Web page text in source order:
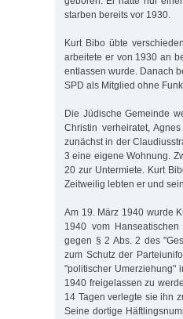
starben bereits vor 1930.
Kurt Bibo übte
arbeitete er von 1930 an
entlassen wurde. Danach
SPD als Mitglied ohne
Die Jüdische Gemeinde
Christin verheiratet,
zunächst in der
3 eine eigene Wohnung.
20 zur Untermiete. Kurt
Zeitweilig lebten er und
Am 19. März 1940 wurde
1940 vom
gegen § 2 Abs. 2 des
zum Schutz der
"politischer Umerziehung"
1940 freigelassen zu
14 Tagen verlegte sie ihn
Seine dortige